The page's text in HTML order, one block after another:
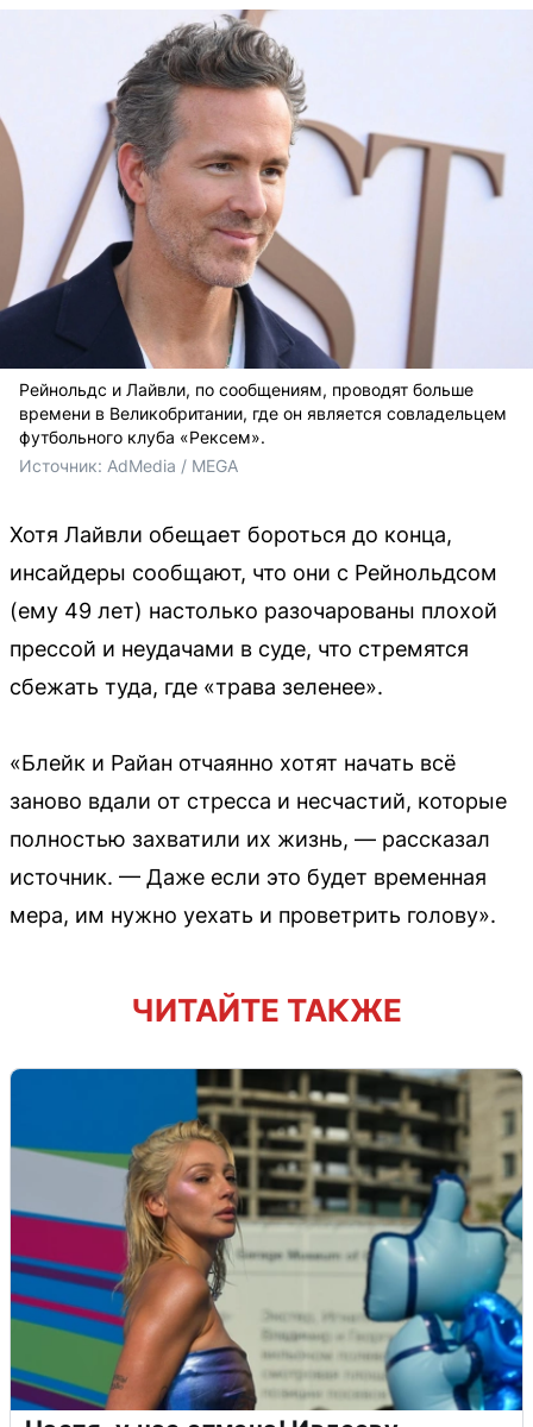
Рейнольдс и Лайвли, по сообщениям, проводят больше
времени в Великобритании, где он является совладельцем
футбольного клуба «Рексем».
Источник: AdMedia / MEGA
Хотя Лайвли обещает бороться до конца,
инсайдеры сообщают, что они с Рейнольдсом
(ему 49 лет) настолько разочарованы плохой
прессой и неудачами в суде, что стремятся
сбежать туда, где «трава зеленее».
«Блейк и Райан отчаянно хотят начать всё
заново вдали от стресса и несчастий, которые
полностью захватили их жизнь, — рассказал
источник. — Даже если это будет временная
мера, им нужно уехать и проветрить голову».
ЧИТАЙТЕ ТАКЖЕ